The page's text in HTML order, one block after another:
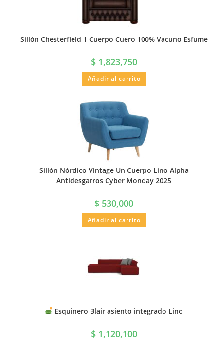
Sillón Chesterfield 1 Cuerpo Cuero 100% Vacuno Esfume
$1,823,750
Añadir al carrito
Sillón Nórdico Vintage Un Cuerpo Lino Alpha
Antidesgarros Cyber Monday 2025
$ 530,000
Añadir al carrito
Esquinero Blair asiento integrado Lino
$1,120,100